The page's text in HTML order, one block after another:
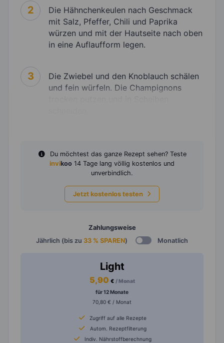
2
Die Hähnchenkeulen nach Geschmack
mit Salz, Pfeffer, Chili und Paprika
würzen und mit der Hautseite nach oben
in eine Auflaufform legen.
3
Die Zwiebel und den Knoblauch schälen
und fein würfeln. Die Champignons
Du möchtest das ganze Rezept sehen? Teste
invikoo 14 Tage lang völlig kostenlos und
unverbindlich.
Jetzt kostenlos testen
Zahlungsweise
Jährlich (bis zu 33 % SPAREN) Monatlich
Light
5,90 € / Monat
für 12 Monate
70,80 € / Monat
Zugriff auf alle Rezepte
Autom. Rezeptfilterung
Indiv. Nährstoffberechnung